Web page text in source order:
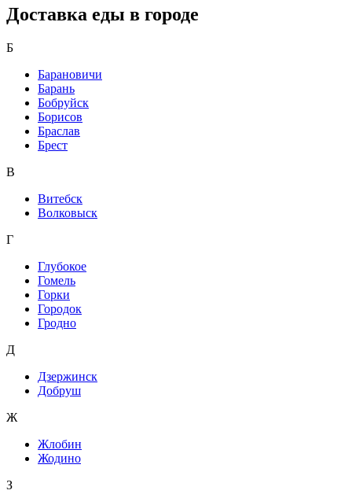
Доставка еды в городе
Б
Барановичи
Барань
Бобруйск
Борисов
Браслав
Брест
В
Витебск
Волковыск
Г
Глубокое
Гомель
Горки
Городок
Гродно
Д
Дзержинск
Добруш
Ж
Жлобин
Жодино
З